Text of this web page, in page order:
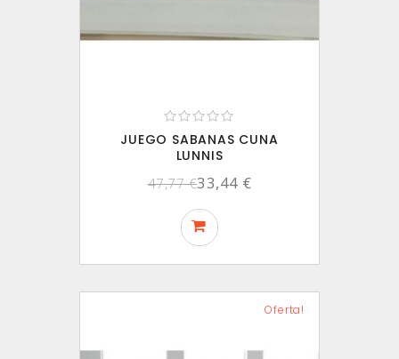
JUEGO SABANAS CUNA
LUNNIS
47,77 €33,44 €
Oferta!